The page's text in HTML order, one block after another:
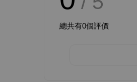
總共有0個評價